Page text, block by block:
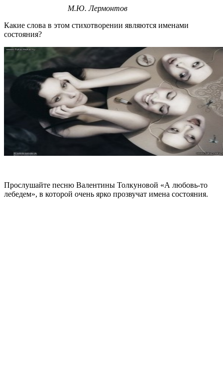
М.Ю. Лермонтов
Какие слова в этом стихотворении являются именами
состояния?
Прослушайте песню Валентины Толкуновой «А любовь-то
лебедем», в которой очень ярко прозвучат имена состояния.